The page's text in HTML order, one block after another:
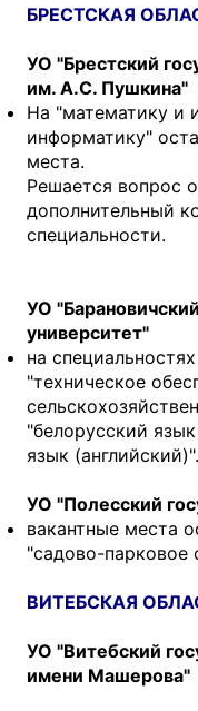
БРЕСТСКАЯ
УО "Брестский
им. А.С. Пушкина"
На "математику и
информатику"
места.
Решается вопрос
дополнительный
специальности.
УО
университет"
на
"техническое
"белорусский
язык (английский)".
УО "Полесский
вакантные места
"садово-парковое
ВИТЕБСКАЯ
УО "Витебский
имени Машерова"